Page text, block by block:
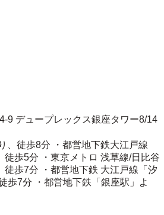
9 デュープレックス銀座タワー8/14
、徒歩8分 ・都営地下鉄大江戸線
徒歩5分 ・東京メトロ 浅草線/日比谷
徒歩7分 ・都営地下鉄 大江戸線「汐
歩7分 ・都営地下鉄「銀座駅」よ